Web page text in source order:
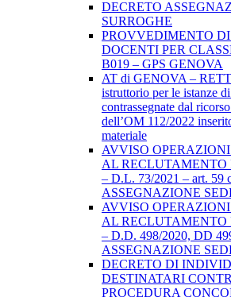
DECRETO
SURROGHE
PROVVEDIMENTO
DOCENTI PER
B019 – GPS GENOVA
AT di GENOVA –
istruttorio per le istanze
contrassegnate dal
dell’OM 112/2022
materiale
AVVISO
AL RECLUTAMENTO
– D.L. 73/2021 – art. 59
ASSEGNAZIONE
AVVISO
AL RECLUTAMENTO
– D.D. 498/2020, DD
ASSEGNAZIONE
DECRETO DI
DESTINATARI
PROCEDURA